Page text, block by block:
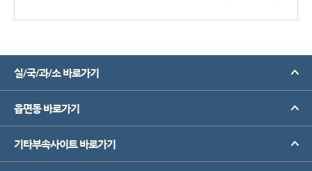
실/국/과/소 바로가기
읍면동 바로가기
기타부속사이트 바로가기